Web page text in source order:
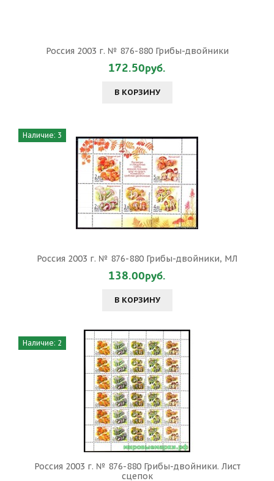
Россия 2003 г. № 876-880 Грибы-двойники
172.50руб.
В КОРЗИНУ
Наличие: 3
Россия 2003 г. № 876-880 Грибы-двойники, МЛ
138.00руб.
В КОРЗИНУ
Наличие: 2
Россия 2003 г. № 876-880 Грибы-двойники. Лист
сцепок